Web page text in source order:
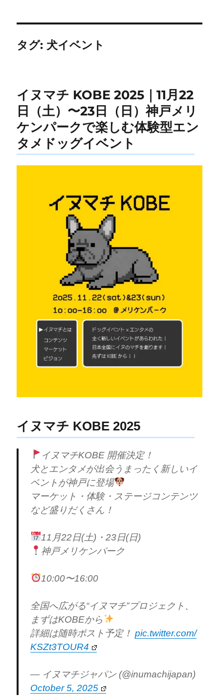
タグ: 犬イベント
イヌマチ KOBE 2025｜11月22
日（土）〜23日（日）神戸メリ
ケンパークで楽しむ体験型エン
タメドッグイベント
イヌマチ KOBE 2025
イヌマチKOBE 開催決定！
犬とエンタメが出会うまったく新しいイ
ベントが神戸に登場
マーケット・体験・ステージコンテンツ
など盛りだくさん！
11月22日(土)・23日(日)
神戸メリケンパーク
10:00〜16:00
全国へ広がる“イヌマチ”プロジェクト、
まずはKOBEから
詳細は随時ポスト予定！pic.twitter.com/
KSZt3TOUR4
— イヌマチジャパン (@inumachijapan)
October 5, 2025